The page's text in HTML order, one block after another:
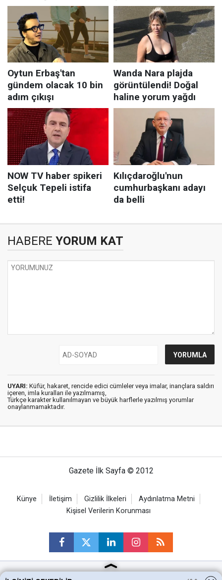
HABERE YORUM KAT
UYARI: Küfür, hakaret, rencide edici cümleler veya imalar, inançlara saldırı
içeren, imla kuralları ile yazılmamış,
Türkçe karakter kullanılmayan ve büyük harflerle yazılmış yorumlar
onaylanmamaktadır.
Gazete İlk Sayfa © 2012
Künye İletişim Gizlilik İlkeleri
Aydınlatma Metni
Kişisel Verilerin Korunması